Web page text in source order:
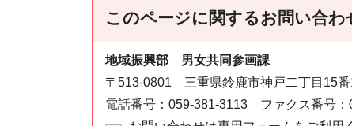
このページに関するお問い合わ
地域振興部 男女共同参画課
〒513-0801 三重県鈴鹿市神戸二丁目15番
電話番号：059-381-3113 ファクス番号：